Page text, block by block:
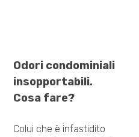
Odori condominiali
insopportabili.
Cosa fare?
Colui che è infastidito